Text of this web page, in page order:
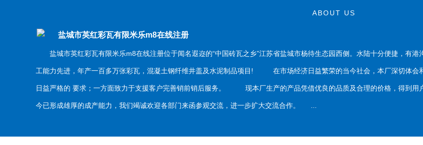
ABOUT US
盐城市英红彩瓦有限米乐m8在线注册
盐城市英红彩瓦有限米乐m8在线注册位于闻名遐迩的“中国砖瓦之乡”江苏省盐城市杨待生态园西侧。水陆十分便捷，有港
工能力先进，年产一百多万张彩瓦，混凝土钢纤维井盖及水泥制品项目! 在市场经济日益繁荣的当今社会，本厂深切体会
日益严格的 要求；一方面致力于支援客户完善销前销后服务。 现本厂生产的产品凭借优良的品质及合理的价格，得到用
今已形成雄厚的成产能力，我们竭诚欢迎各部门来函参观交流，进一步扩大交流合作。 ...